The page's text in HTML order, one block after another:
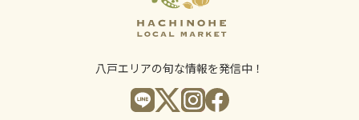
八戸エリアの旬な情報を発信中！